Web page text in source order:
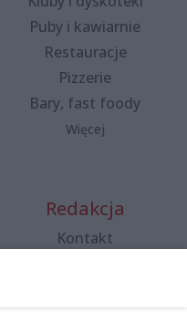
Puby i kawiarnie
Restauracje
Pizzerie
Bary, fast foody
Więcej
Redakcja
Kontakt